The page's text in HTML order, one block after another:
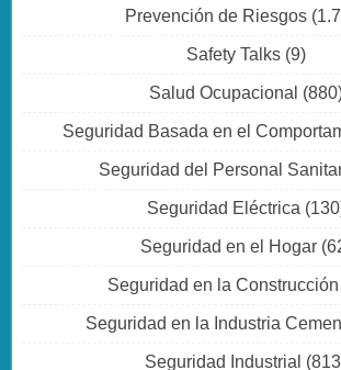
Prevención de Riesgos
Safety Talks(9)
Salud Ocupacional
Seguridad Basada en el
Seguridad del Personal
Seguridad Eléctrica
Seguridad en el Hogar
Seguridad en la Construcción
Seguridad en la Industria
Seguridad Industrial